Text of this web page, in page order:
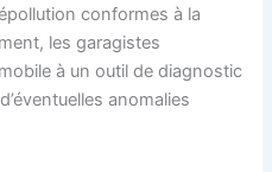
conformes à la
les garagistes
à un outil de diagnostic
anomalies